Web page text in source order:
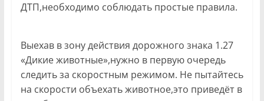
ДТП,необходимо соблюдать простые правила.
Выехав в зону действия дорожного знака 1.27
«Дикие животные»,нужно в первую очередь
следить за скоростным режимом. Не пытайтесь
на скорости объехать животное,это приведёт в